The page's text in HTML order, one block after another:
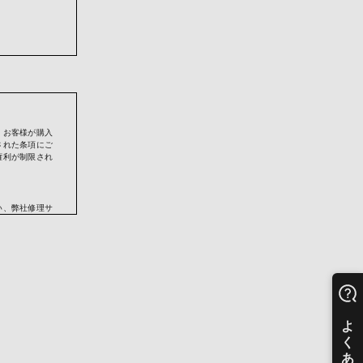
ため
。
ます。その
を、カード
る場合があ
ことができ
客様が購入
れた条項にご
が制限され
、弊社修理サ
するものと
ら弊社製品